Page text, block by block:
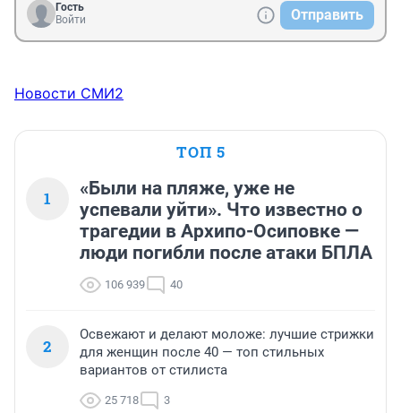
Гость
Войти
Отправить
Новости СМИ2
ТОП 5
1
«Были на пляже, уже не
успевали уйти». Что известно о
трагедии в Архипо-Осиповке —
люди погибли после атаки БПЛА
106 939 40
2
Освежают и делают моложе: лучшие стрижки
для женщин после 40 — топ стильных
вариантов от стилиста
25 718 3